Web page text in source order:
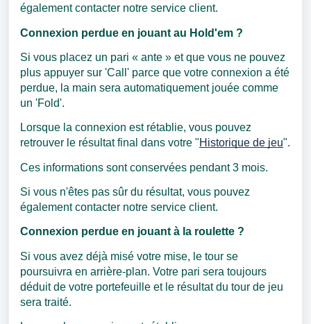
également contacter notre service client.
Connexion perdue en jouant au Hold'em ?
Si vous placez un pari « ante » et que vous ne pouvez
plus appuyer sur 'Call' parce que votre connexion a été
perdue, la main sera automatiquement jouée comme
un 'Fold'.
Lorsque la connexion est rétablie, vous pouvez
retrouver le résultat final dans votre "Historique de jeu".
Ces informations sont conservées pendant 3 mois.
Si vous n'êtes pas sûr du résultat, vous pouvez
également contacter notre service client.
Connexion perdue en jouant à la roulette ?
Si vous avez déjà misé votre mise, le tour se
poursuivra en arrière-plan. Votre pari sera toujours
déduit de votre portefeuille et le résultat du tour de jeu
sera traité.